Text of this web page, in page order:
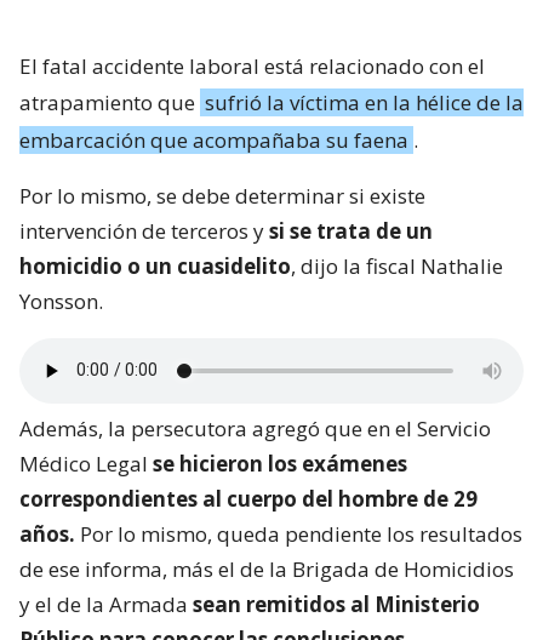
El fatal accidente laboral está relacionado con el
atrapamiento que sufrió la víctima en la hélice de la
embarcación que acompañaba su faena .
Por lo mismo, se debe determinar si existe
intervención de terceros ysi se trata de un
homicidio o un cuasidelito, dijo la fiscal Nathalie
Yonsson.
Además, la persecutora agregó que en el Servicio
Médico Legal se hicieron los exámenes
correspondientes al cuerpo del hombre de 29
años. Por lo mismo, queda pendiente los resultados
de ese informa, más el de la Brigada de Homicidios
y el de la Armada sean remitidos al Ministerio